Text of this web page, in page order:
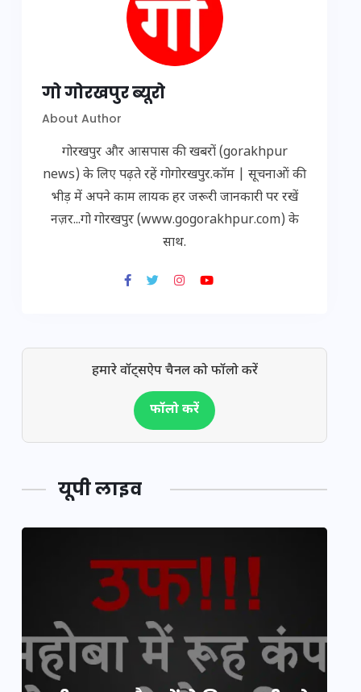
गो गोरखपुर ब्यूरो
About Author
गोरखपुर और आसपास की खबरों (gorakhpur
news) के लिए पढ़ते रहें गोगोरखपुर.कॉम | सूचनाओं की
भीड़ में अपने काम लायक हर जरूरी जानकारी पर रखें
नज़र...गो गोरखपुर (www.gogorakhpur.com) के
साथ.
हमारे वॉट्सऐप चैनल को फॉलो करें
फॉलो करें
यूपी लाइव